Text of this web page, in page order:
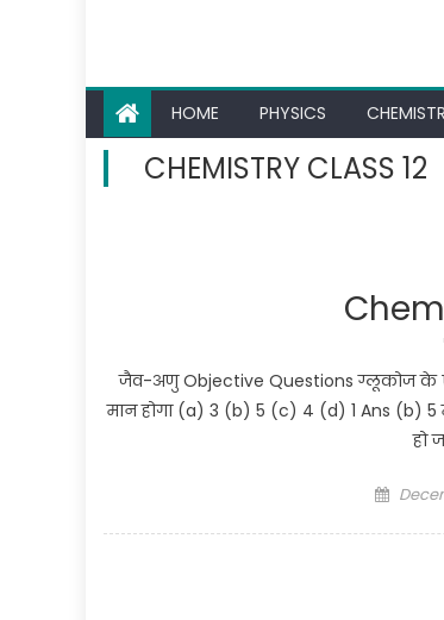
HOME PHYSICS
CHEMISTRY CLASS 12
जैव-अणु Objective Questions ग्लूकोज के
मान होगा (a) 3 (b) 5 (c) 4 (d) 1 Ans
हो